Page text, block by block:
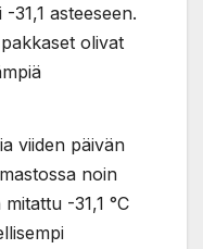
31,1 asteeseen.
olivat
viiden päivän
noin
-31,1 °C